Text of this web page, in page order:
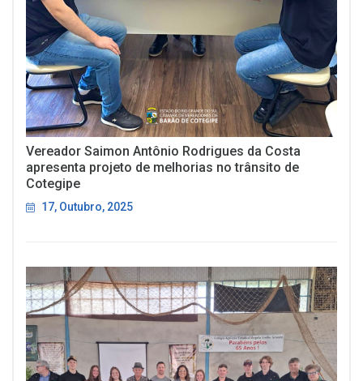
Vereador Saimon Antônio Rodrigues da Costa
apresenta projeto de melhorias no trânsito de
Cotegipe
17, Outubro, 2025